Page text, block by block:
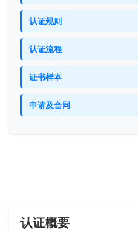
认证规则
认证流程
证书样本
申请及合同
认证概要